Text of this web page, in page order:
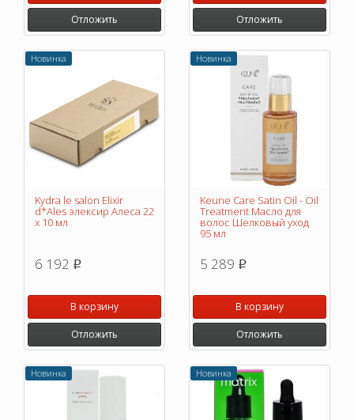
Отложить Отложить
Новинка
Kydra le salon Elixir
d*Ales элексир Алеса 22
х 10 мл
6 192 p
В корзину
Отложить
Новинка
Keune Care Satin Oil - Oil
Treatment Масло для
волос Шелковый уход
95 мл
5 289 p
В корзину
Отложить
Новинка Новинка